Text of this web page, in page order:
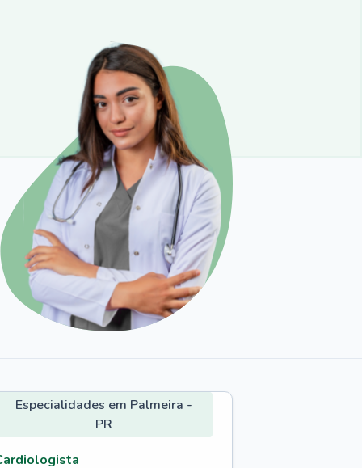
Especialidades em Palmeira -
PR